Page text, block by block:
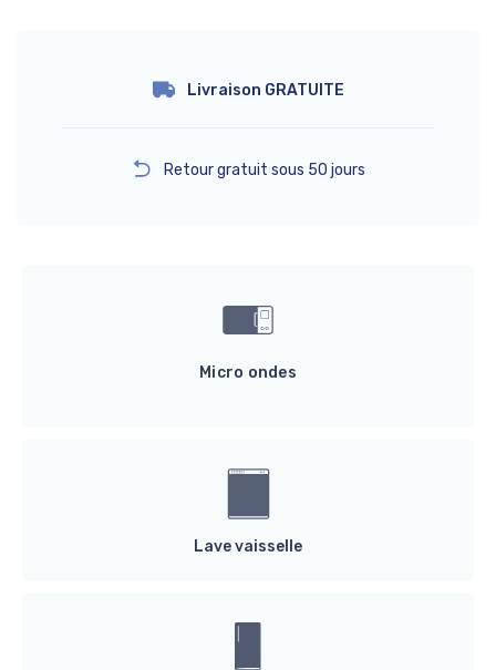
Livraison GRATUITE
Retour gratuit sous 50 jours
Micro ondes
Lave vaisselle